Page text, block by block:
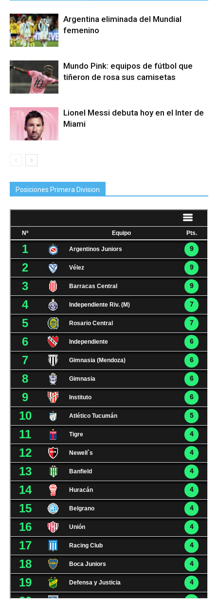
Argentina eliminada del Mundial
femenino
Mundo Pink: equipos de fútbol que
tiñeron de rosa sus camisetas
Lionel Messi debuta hoy en el Inter de
Miami
Posiciones Primera Division